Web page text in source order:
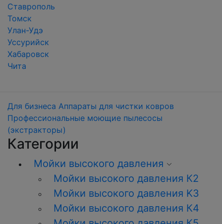
Ставрополь
Томск
Улан-Удэ
Уссурийск
Хабаровск
Чита
Для бизнеса Аппараты для чистки ковров
Профессиональные моющие пылесосы
(экстракторы)
Категории
Мойки высокого давления
Мойки высокого давления К2
Мойки высокого давления K3
Мойки высокого давления К4